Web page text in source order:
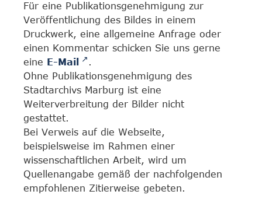
Für eine Publikationsgenehmigung zur
Veröffentlichung des Bildes in einem
Druckwerk, eine allgemeine Anfrage oder
einen Kommentar schicken Sie uns gerne
eine E-Mail
.
Ohne Publikationsgenehmigung des
Stadtarchivs Marburg ist eine
Weiterverbreitung der Bilder nicht
gestattet.
Bei Verweis auf die Webseite,
beispielsweise im Rahmen einer
wissenschaftlichen Arbeit, wird um
Quellenangabe gemäß der nachfolgenden
empfohlenen Zitierweise gebeten.